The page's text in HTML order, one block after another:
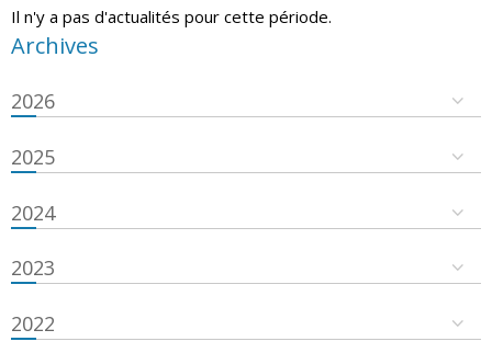
Il n'y a pas d'actualités pour cette période.
Archives
2026
2025
2024
2023
2022